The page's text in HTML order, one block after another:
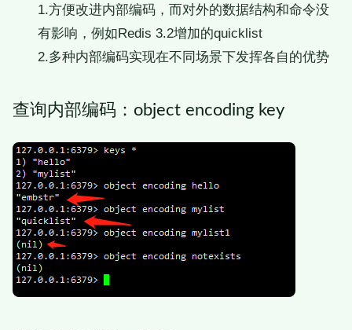
1.方便改进内部编码，而对外的数据结构和命令没
有影响，例如Redis 3.2增加的quicklist
2.多种内部编码实现在不同场景下发挥各自的优势
查询内部编码：object encoding key